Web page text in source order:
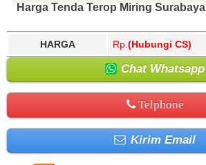
Harga Tenda Terop Miring Surabaya
HARGA Rp. (Hubungi CS)
Chat Whatsapp
Telphone
Kirim Email